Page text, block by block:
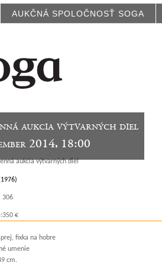
AUKČNÁ SPOLOČNOSŤ SOGA
aukcia výtvarných diel
2014, 18:00
aukcia výtvarných diel
306
350 €
fixka na hobre
umenie
cm.